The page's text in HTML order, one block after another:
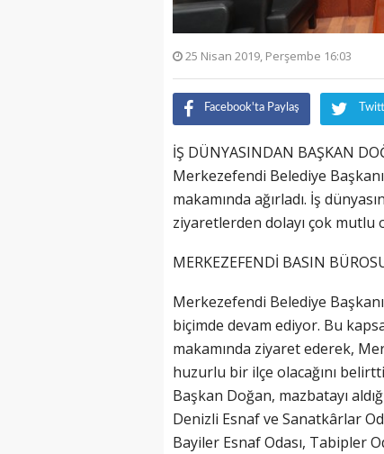
25 Nisan 2019, Perşembe 16:03
Facebook'ta Paylaş
İŞ DÜNYASINDAN BAŞKAN
Merkezefendi Belediye
makamında ağırladı. İş
ziyaretlerden dolayı çok mutlu
MERKEZEFENDİ BASIN
Merkezefendi Belediye
biçimde devam ediyor. Bu
makamında ziyaret ederek,
huzurlu bir ilçe olacağını
Başkan Doğan, mazbatayı
Denizli Esnaf ve Sanatkârlar
Bayiler Esnaf Odası, Tabipler